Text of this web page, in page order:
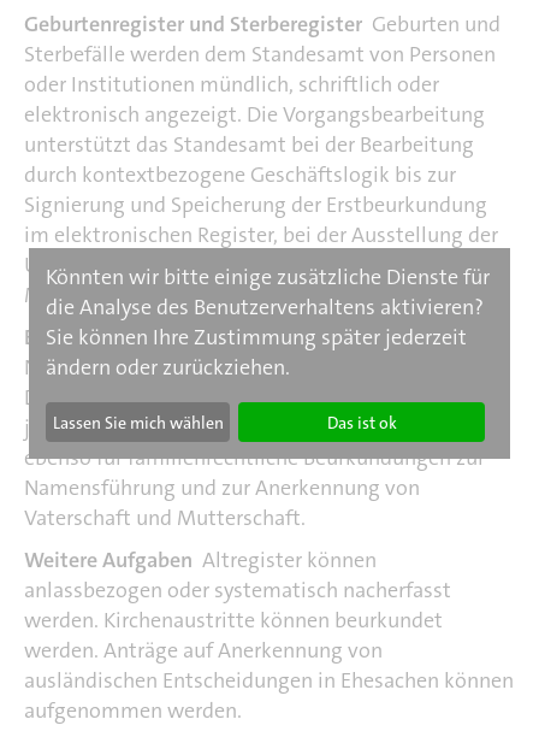
Geburtenregister und Sterberegister Geburten und
Sterbefälle werden dem Standesamt von Personen
oder Institutionen mündlich, schriftlich oder
elektronisch angezeigt. Die Vorgangsbearbeitung
unterstützt das Standesamt bei der Bearbeitung
durch kontextbezogene Geschäftslogik bis zur
Signierung und Speicherung der Erstbeurkundung
im elektronischen Register, bei der Ausstellung der
Urkunden, bei Datenabrufen, dem Versenden von
Mitteilungen und der Fortführung der Einträge.
Besondere BeurkundungenFür die
Nachbeurkundung von Personenstandsfällen
Deutscher im Ausland bietet das Fachverfahren für
jedes Register eine eigene Vorgangsbearbeitung an,
ebenso für familienrechtliche Beurkundungen zur
Namensführung und zur Anerkennung von
Vaterschaft und Mutterschaft.
Weitere Aufgaben Altregister können
anlassbezogen oder systematisch nacherfasst
werden. Kirchenaustritte können beurkundet
werden. Anträge auf Anerkennung von
ausländischen Entscheidungen in Ehesachen können
aufgenommen werden.
Könnten wir bitte einige zusätzliche Dienste für
die Analyse des Benutzerverhaltens aktivieren?
Sie können Ihre Zustimmung später jederzeit
ändern oder zurückziehen.
Lassen Sie mich wählen Das ist ok